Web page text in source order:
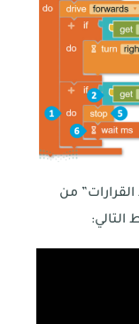
من
التالي: